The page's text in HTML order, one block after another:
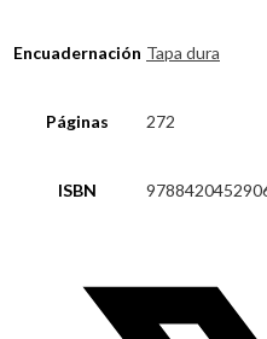
Encuadernación Tapa dura
Páginas 272
ISBN